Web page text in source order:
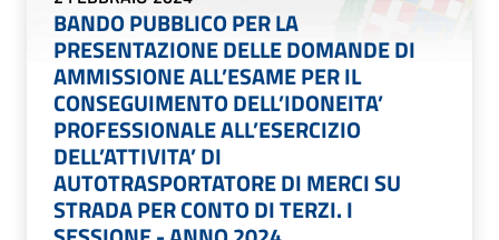
BANDO PUBBLICO PER LA
PRESENTAZIONE DELLE DOMANDE DI
AMMISSIONE ALL’ESAME PER IL
CONSEGUIMENTO DELL’IDONEITA’
PROFESSIONALE ALL’ESERCIZIO
DELL’ATTIVITA’ DI
AUTOTRASPORTATORE DI MERCI SU
STRADA PER CONTO DI TERZI. I